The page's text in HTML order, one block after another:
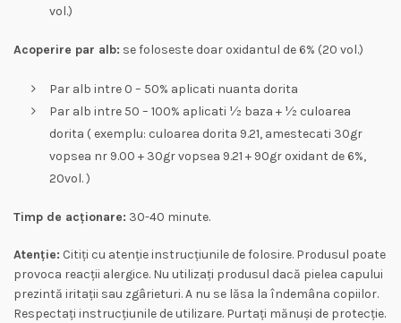
vol.)
Acoperire par alb: se foloseste doar oxidantul de 6% (20 vol.)
Par alb intre 0 – 50% aplicati nuanta dorita
Par alb intre 50 – 100% aplicati ½ baza + ½ culoarea
dorita ( exemplu: culoarea dorita 9.21, amestecati 30gr
vopsea nr 9.00 + 30gr vopsea 9.21 + 90gr oxidant de 6%,
20vol. )
Timp de acționare: 30-40 minute.
Atenție: Citiți cu atenție instrucțiunile de folosire. Produsul poate
provoca reacții alergice. Nu utilizați produsul dacă pielea capului
prezintă iritații sau zgârieturi. A nu se lăsa la îndemâna copiilor.
Respectați instrucțiunile de utilizare. Purtați mănuși de protecție.